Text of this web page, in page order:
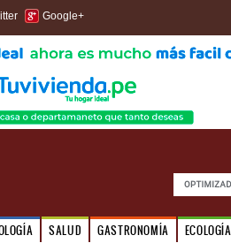
Google+
SALUD GASTRONOMÍA ECOLOGÍA